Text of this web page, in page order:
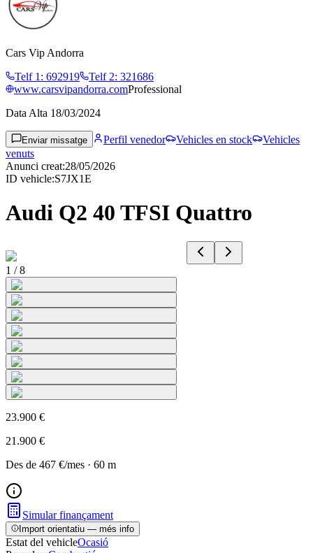
Cars Vip Andorra
Telf 1 : 692919 Telf 2: 321686
www.carsvipandorra.comProfessional
Data Alta 18/03/2024
Enviar missatge Perfil venedor Vehicles en stock
Vehicles
venuts
Anunci creat:28/05/2026
ID vehicle:S7JX1E
Audi Q2 40 TFSI Quattro
1 /8
23.900 €
21.900 €
Des de 467 €/mes · 60 m
Simular finançament
Import orientatiu — més info
Estat del vehicleOcasió